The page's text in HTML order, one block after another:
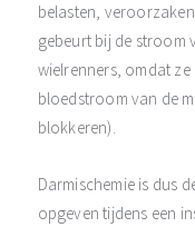
belasten, veroorzaken
gebeurt bij de stroom
wielrenners, omdat ze
bloedstroom van de
blokkeren).
Darmischemie is dus
opgeven tijdens een